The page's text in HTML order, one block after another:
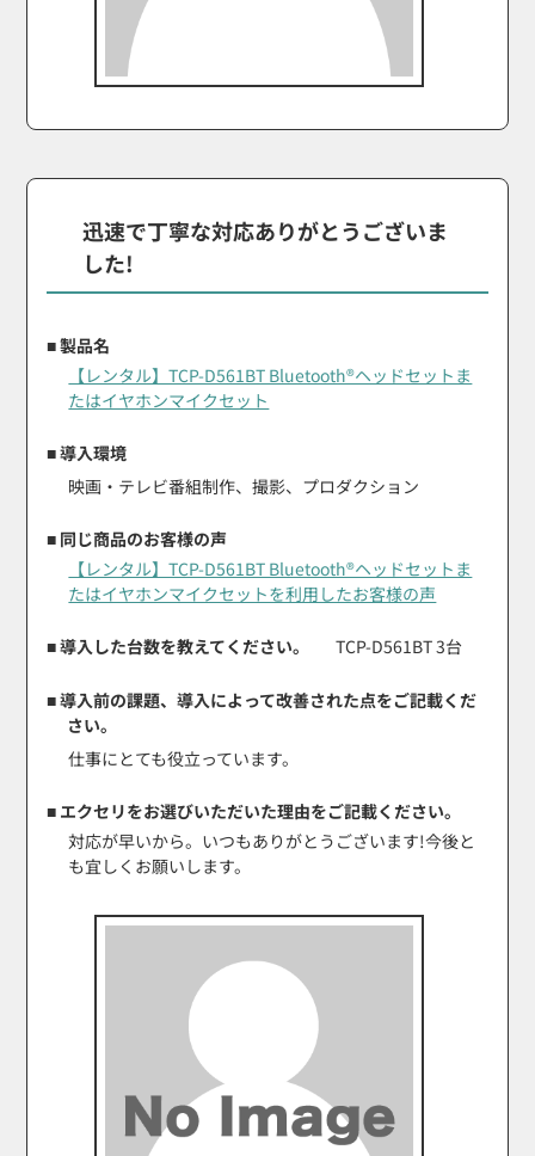
迅速で丁寧な対応ありがとうございま
した!
■ 製品名
【レンタル】TCP-D561BT Bluetooth®ヘッドセットま
たはイヤホンマイクセット
■ 導入環境
映画・テレビ番組制作、撮影、プロダクション
■ 同じ商品のお客様の声
【レンタル】TCP-D561BT Bluetooth®ヘッドセットま
たはイヤホンマイクセットを利用したお客様の声
■ 導入した台数を教えてください。 TCP-D561BT 3台
■ 導入前の課題、導入によって改善された点をご記載くだ
さい。
仕事にとても役立っています。
■ エクセリをお選びいただいた理由をご記載ください。
対応が早いから。いつもありがとうございます!今後と
も宜しくお願いします。